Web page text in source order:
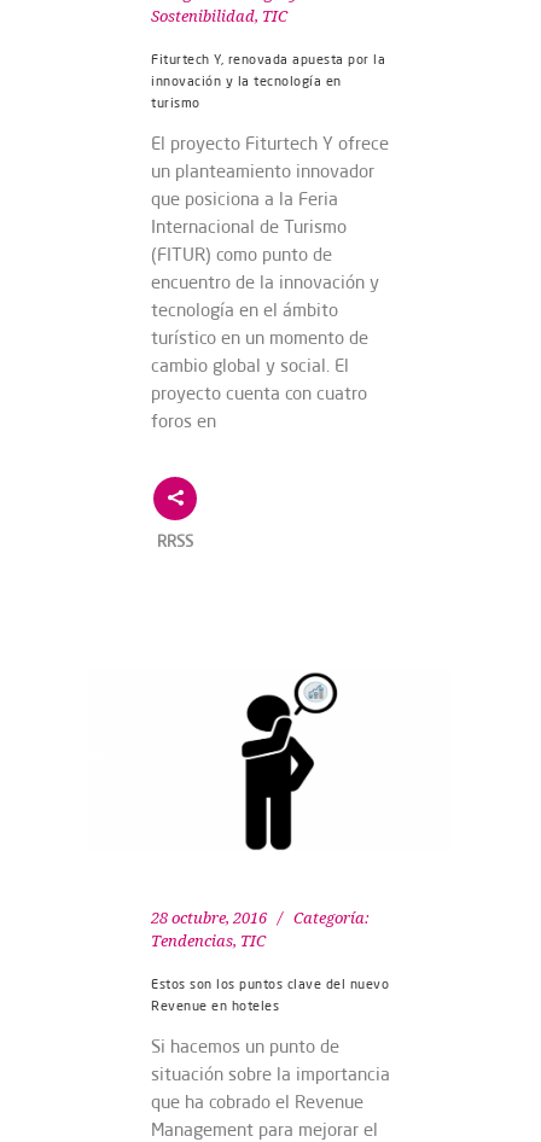
Sostenibilidad, TIC
Fiturtech Y, renovada apuesta por la
innovación y la tecnología en
turismo
El proyecto Fiturtech Y ofrece
un planteamiento innovador
que posiciona a la Feria
Internacional de Turismo
(FITUR) como punto de
encuentro de la innovación y
tecnología en el ámbito
turístico en un momento de
cambio global y social. El
proyecto cuenta con cuatro
foros en
RRSS
28 octubre, 2016
Categoría:
Tendencias, TIC
Estos son los puntos clave del nuevo
Revenue en hoteles
Si hacemos un punto de
situación sobre la importancia
que ha cobrado el Revenue
Management para mejorar el